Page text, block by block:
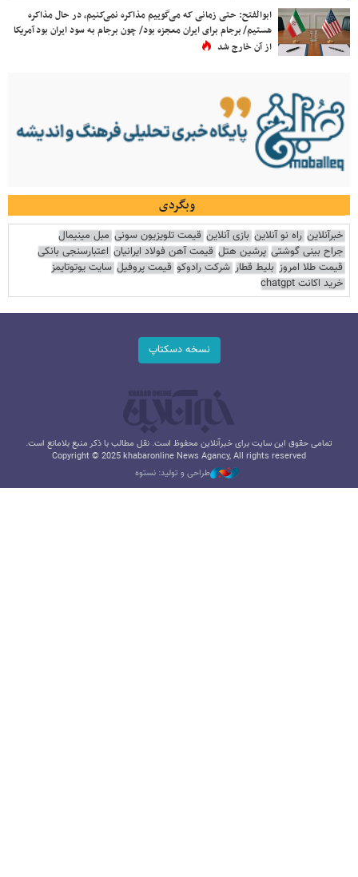
ابوالفتح: حتی زمانی که می‌گوییم مذاکره نمی‌کنیم، در حال مذاکره
هستیم/ برجام برای ایران معجزه بود/ چون برجام به سود ایران بود آمریکا
از آن خارج شد
وبگردی
خبرآنلاین راه نو آنلاین بازی آنلاین قیمت تلویزیون سونی مبل مینیمال
جراح بینی گوشتی پرشین هتل قیمت آهن فولاد ایرانیان اعتبارسنجی بانکی
قیمت طلا امروز بلیط قطار شرکت رادوکو قیمت پروفیل سایت یوتوتایمز
خرید اکانت chatgpt
نسخه دسکتاپ
تمامی حقوق این سایت برای خبرآنلاین محفوظ است. نقل مطالب با ذکر منبع بلامانع است.
Copyright © 2025 khabaronline News Agancy, All rights reserved
طراحی و تولید: نستوه